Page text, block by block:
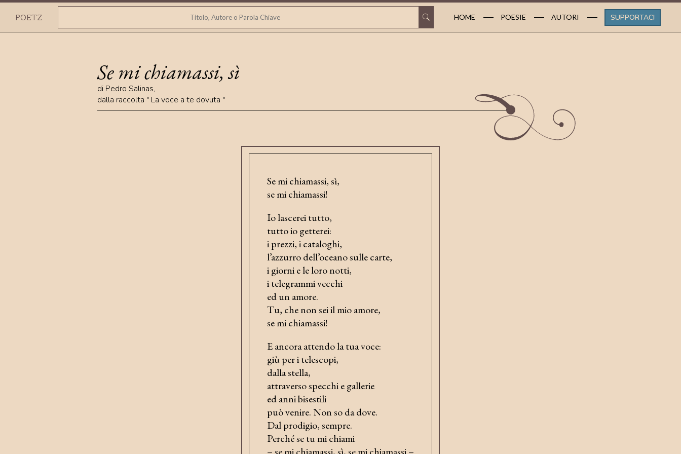
POETZ HOME POESIE AUTORI SUPPORTACI
Se mi chiamassi, sì
di Pedro Salinas,
dalla raccolta " La voce a te dovuta "
Se mi chiamassi, sì,
se mi chiamassi!
Io lascerei tutto,
tutto io getterei:
i prezzi, i cataloghi,
l’azzurro dell’oceano sulle carte,
i giorni e le loro notti,
i telegrammi vecchi
ed un amore.
Tu, che non sei il mio amore,
se mi chiamassi!
E ancora attendo la tua voce:
giù per i telescopi,
dalla stella,
attraverso specchi e gallerie
ed anni bisestili
può venire. Non so da dove.
Dal prodigio, sempre.
Perché se tu mi chiami